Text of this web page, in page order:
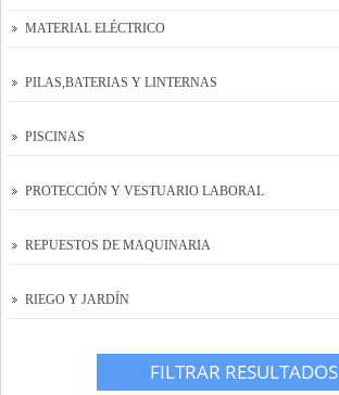
MATERIAL ELÉCTRICO
PILAS,BATERIAS Y LINTERNAS
PISCINAS
PROTECCIÓN Y VESTUARIO LABORAL
REPUESTOS DE MAQUINARIA
RIEGO Y JARDÍN
FILTRAR RESULTADOS